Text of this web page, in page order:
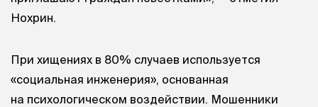
Нохрин.
При хищениях в 80% случаев используется
«социальная инженерия», основанная
на психологическом воздействии. Мошенники